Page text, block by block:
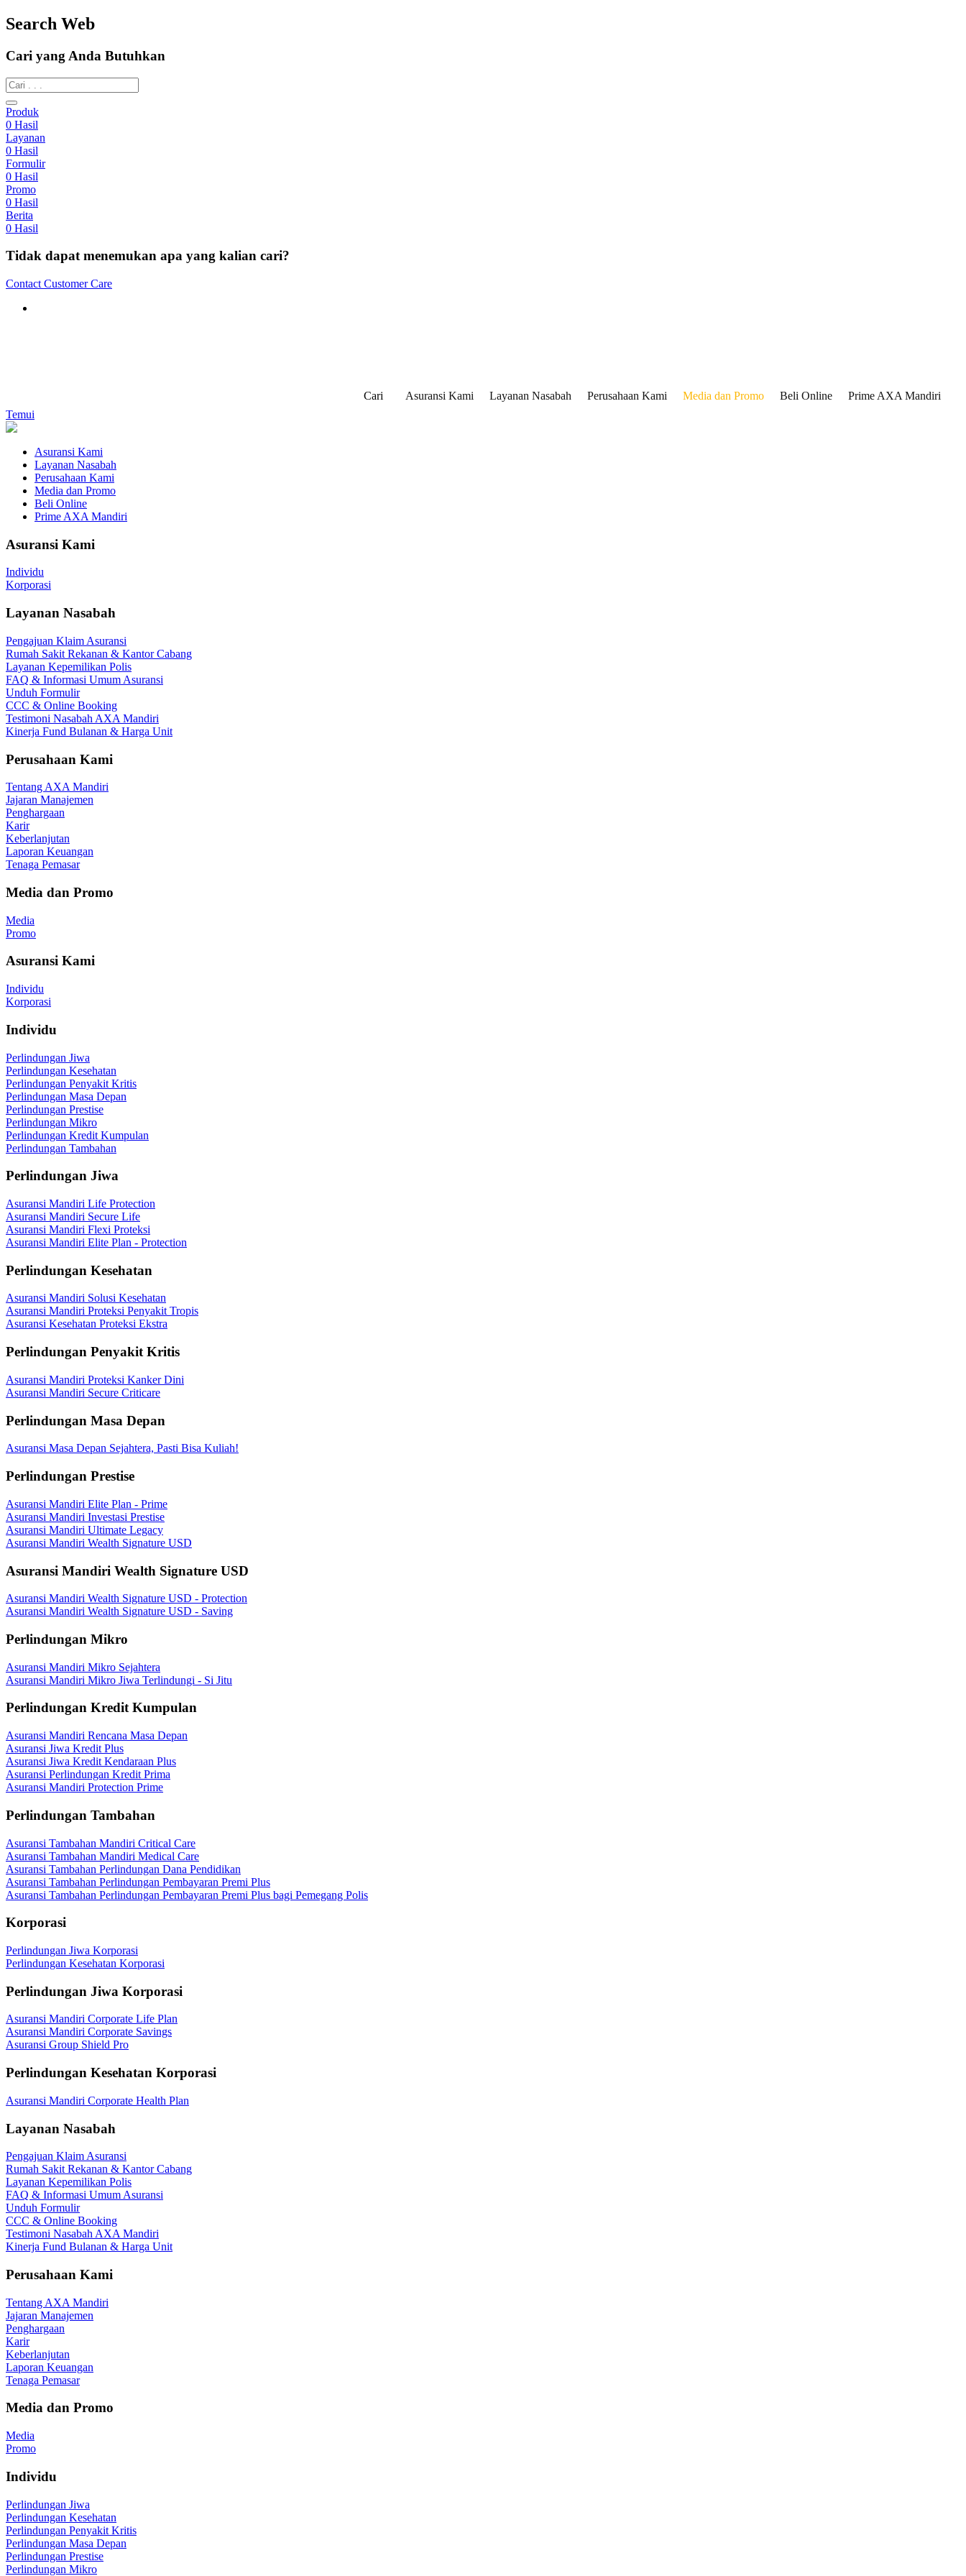
Search Web
Cari yang Anda Butuhkan
Produk
0 Hasil
Layanan
0 Hasil
Formulir
0 Hasil
Promo
0 Hasil
Berita
0 Hasil
Tidak dapat menemukan apa yang kalian cari?
Contact Customer Care
Cari Asuransi Kami Layanan Nasabah Perusahaan Kami Media dan Promo Beli Online
Prime AXA Mandiri
Temui
Asuransi Kami
Layanan Nasabah
Perusahaan Kami
Media dan Promo
Beli Online
Prime AXA Mandiri
Asuransi Kami
Individu
Korporasi
Layanan Nasabah
Pengajuan Klaim Asuransi
Rumah Sakit Rekanan & Kantor Cabang
Layanan Kepemilikan Polis
FAQ & Informasi Umum Asuransi
Unduh Formulir
CCC & Online Booking
Testimoni Nasabah AXA Mandiri
Kinerja Fund Bulanan & Harga Unit
Perusahaan Kami
Tentang AXA Mandiri
Jajaran Manajemen
Penghargaan
Karir
Keberlanjutan
Laporan Keuangan
Tenaga Pemasar
Media dan Promo
Media
Promo
Asuransi Kami
Individu
Korporasi
Individu
Perlindungan Jiwa
Perlindungan Kesehatan
Perlindungan Penyakit Kritis
Perlindungan Masa Depan
Perlindungan Prestise
Perlindungan Mikro
Perlindungan Kredit Kumpulan
Perlindungan Tambahan
Perlindungan Jiwa
Asuransi Mandiri Life Protection
Asuransi Mandiri Secure Life
Asuransi Mandiri Flexi Proteksi
Asuransi Mandiri Elite Plan - Protection
Perlindungan Kesehatan
Asuransi Mandiri Solusi Kesehatan
Asuransi Mandiri Proteksi Penyakit Tropis
Asuransi Kesehatan Proteksi Ekstra
Perlindungan Penyakit Kritis
Asuransi Mandiri Proteksi Kanker Dini
Asuransi Mandiri Secure Criticare
Perlindungan Masa Depan
Asuransi Masa Depan Sejahtera, Pasti Bisa Kuliah!
Perlindungan Prestise
Asuransi Mandiri Elite Plan - Prime
Asuransi Mandiri Investasi Prestise
Asuransi Mandiri Ultimate Legacy
Asuransi Mandiri Wealth Signature USD
Asuransi Mandiri Wealth Signature USD
Asuransi Mandiri Wealth Signature USD - Protection
Asuransi Mandiri Wealth Signature USD - Saving
Perlindungan Mikro
Asuransi Mandiri Mikro Sejahtera
Asuransi Mandiri Mikro Jiwa Terlindungi - Si Jitu
Perlindungan Kredit Kumpulan
Asuransi Mandiri Rencana Masa Depan
Asuransi Jiwa Kredit Plus
Asuransi Jiwa Kredit Kendaraan Plus
Asuransi Perlindungan Kredit Prima
Asuransi Mandiri Protection Prime
Perlindungan Tambahan
Asuransi Tambahan Mandiri Critical Care
Asuransi Tambahan Mandiri Medical Care
Asuransi Tambahan Perlindungan Dana Pendidikan
Asuransi Tambahan Perlindungan Pembayaran Premi Plus
Asuransi Tambahan Perlindungan Pembayaran Premi Plus bagi Pemegang Polis
Korporasi
Perlindungan Jiwa Korporasi
Perlindungan Kesehatan Korporasi
Perlindungan Jiwa Korporasi
Asuransi Mandiri Corporate Life Plan
Asuransi Mandiri Corporate Savings
Asuransi Group Shield Pro
Perlindungan Kesehatan Korporasi
Asuransi Mandiri Corporate Health Plan
Layanan Nasabah
Pengajuan Klaim Asuransi
Rumah Sakit Rekanan & Kantor Cabang
Layanan Kepemilikan Polis
FAQ & Informasi Umum Asuransi
Unduh Formulir
CCC & Online Booking
Testimoni Nasabah AXA Mandiri
Kinerja Fund Bulanan & Harga Unit
Perusahaan Kami
Tentang AXA Mandiri
Jajaran Manajemen
Penghargaan
Karir
Keberlanjutan
Laporan Keuangan
Tenaga Pemasar
Media dan Promo
Media
Promo
Individu
Perlindungan Jiwa
Perlindungan Kesehatan
Perlindungan Penyakit Kritis
Perlindungan Masa Depan
Perlindungan Prestise
Perlindungan Mikro